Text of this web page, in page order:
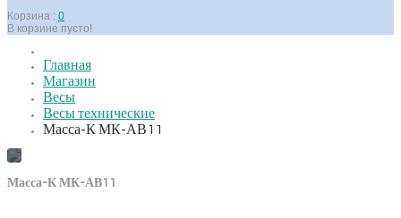
Корзина : 0
В корзине пусто!
Главная
Магазин
Весы
Весы технические
Масса-К МК-АВ11
Масса-К МК-АВ11